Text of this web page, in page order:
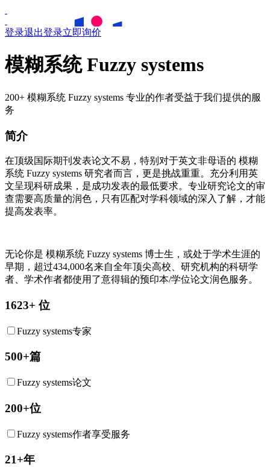
登录退出登录立即询价
模糊系统 Fuzzy systems
200+ 模糊系统 Fuzzy systems 专业的作者受益于我们提供的服
务
简介
在顶级国际期刊发表论文不易，特别对于英文非母语的 模糊
系统 Fuzzy systems 研究者而言，更是挑战重重。充分利用英
文呈现科研成果，是成功发表的最低要求。专业研究论文的审
查需要高质量的润色，只有匹配对学科领域的深入了解，才能
提高发表率。
无论你是 模糊系统 Fuzzy systems 博士生，或处于学术生涯的
早期，超过434,000名来自全年顶尖高校、研究机构的科研学
者、学术作者都使用了意得辑的预印本/学位论文润色服务。
1623+ 位
Fuzzy systems专家
500+篇
Fuzzy systems论文
200+位
Fuzzy systems作者享受服务
21+年